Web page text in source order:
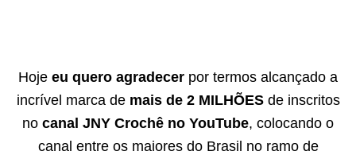
Hoje eu quero agradecer por termos alcançado a
incrível marca de mais de 2 MILHÕESde inscritos
no canal JNY Crochê no YouTube, colocando o
canal entre os maiores do Brasil no ramo de